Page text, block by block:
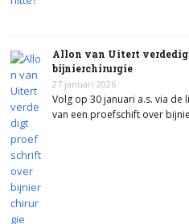
Allon van Uitert
bijnierchirurgie
27 januari 2026
Volg op 30 januari a.s. via
van een proefschift over